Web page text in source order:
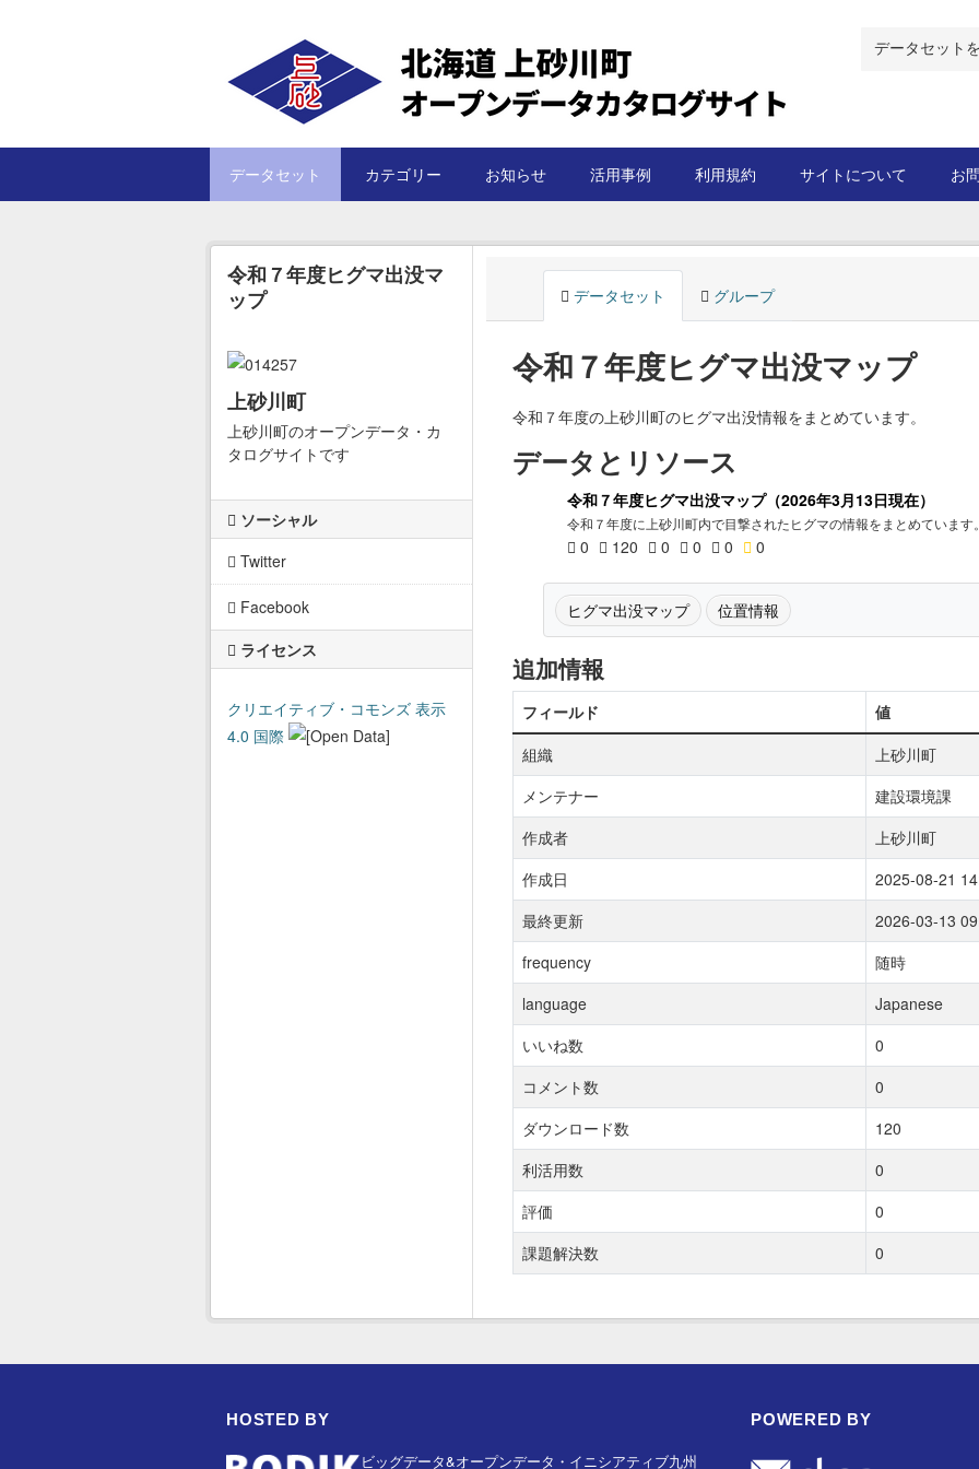
データセット カテゴリー お知らせ 活用事例 利用規約 サイトについて お
令和７年度ヒグマ出没マ
ップ
上砂川町
上砂川町のオープンデータ・カ
タログサイトです
ソーシャル
Twitter
Facebook
ライセンス
クリエイティブ・コモンズ 表示
4.0 国際
データセット グループ
令和７年度ヒグマ出没マップ
令和７年度の上砂川町のヒグマ出没情報をまとめています。
データとリソース
令和７年度ヒグマ出没マップ（2026年3月13日現在）
令和７年度に上砂川町内で目撃されたヒグマの情報をまとめています。
0 120 0 0 0 0
ヒグマ出没マップ 位置情報
追加情報
フィールド
値
組織
上砂川町
メンテナー
建設環境課
作成者
上砂川町
作成日
2025-08-21
最終更新
2026-03-13
frequency
随時
language
Japanese
いいね数
0
コメント数
0
ダウンロード数
120
利活用数
0
評価
0
課題解決数
0
HOSTED BY
ビッグデータ&オープンデータ・イニシアティブ九州
POWERED BY